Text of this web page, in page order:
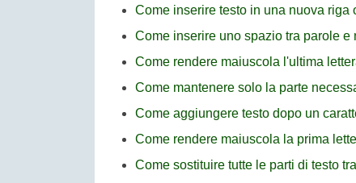
Come inserire testo in una nuova riga
Come inserire uno spazio tra parole e
Come rendere maiuscola l'ultima
Come mantenere solo la parte
Come aggiungere testo dopo un
Come rendere maiuscola la prima
Come sostituire tutte le parti di testo